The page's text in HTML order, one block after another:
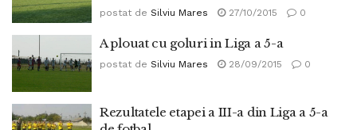
postat de Silviu Mares 27/10/2015 0
A plouat cu goluri in Liga a 5-a
postat de Silviu Mares 28/09/2015 0
Rezultatele etapei a III-a din Liga a 5-a